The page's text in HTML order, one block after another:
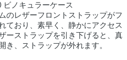
のレザーフロントストラップがフ
ており、素早く、静かにアクセス
ーストラップを引き下げると、真
き、ストラップが外れます。